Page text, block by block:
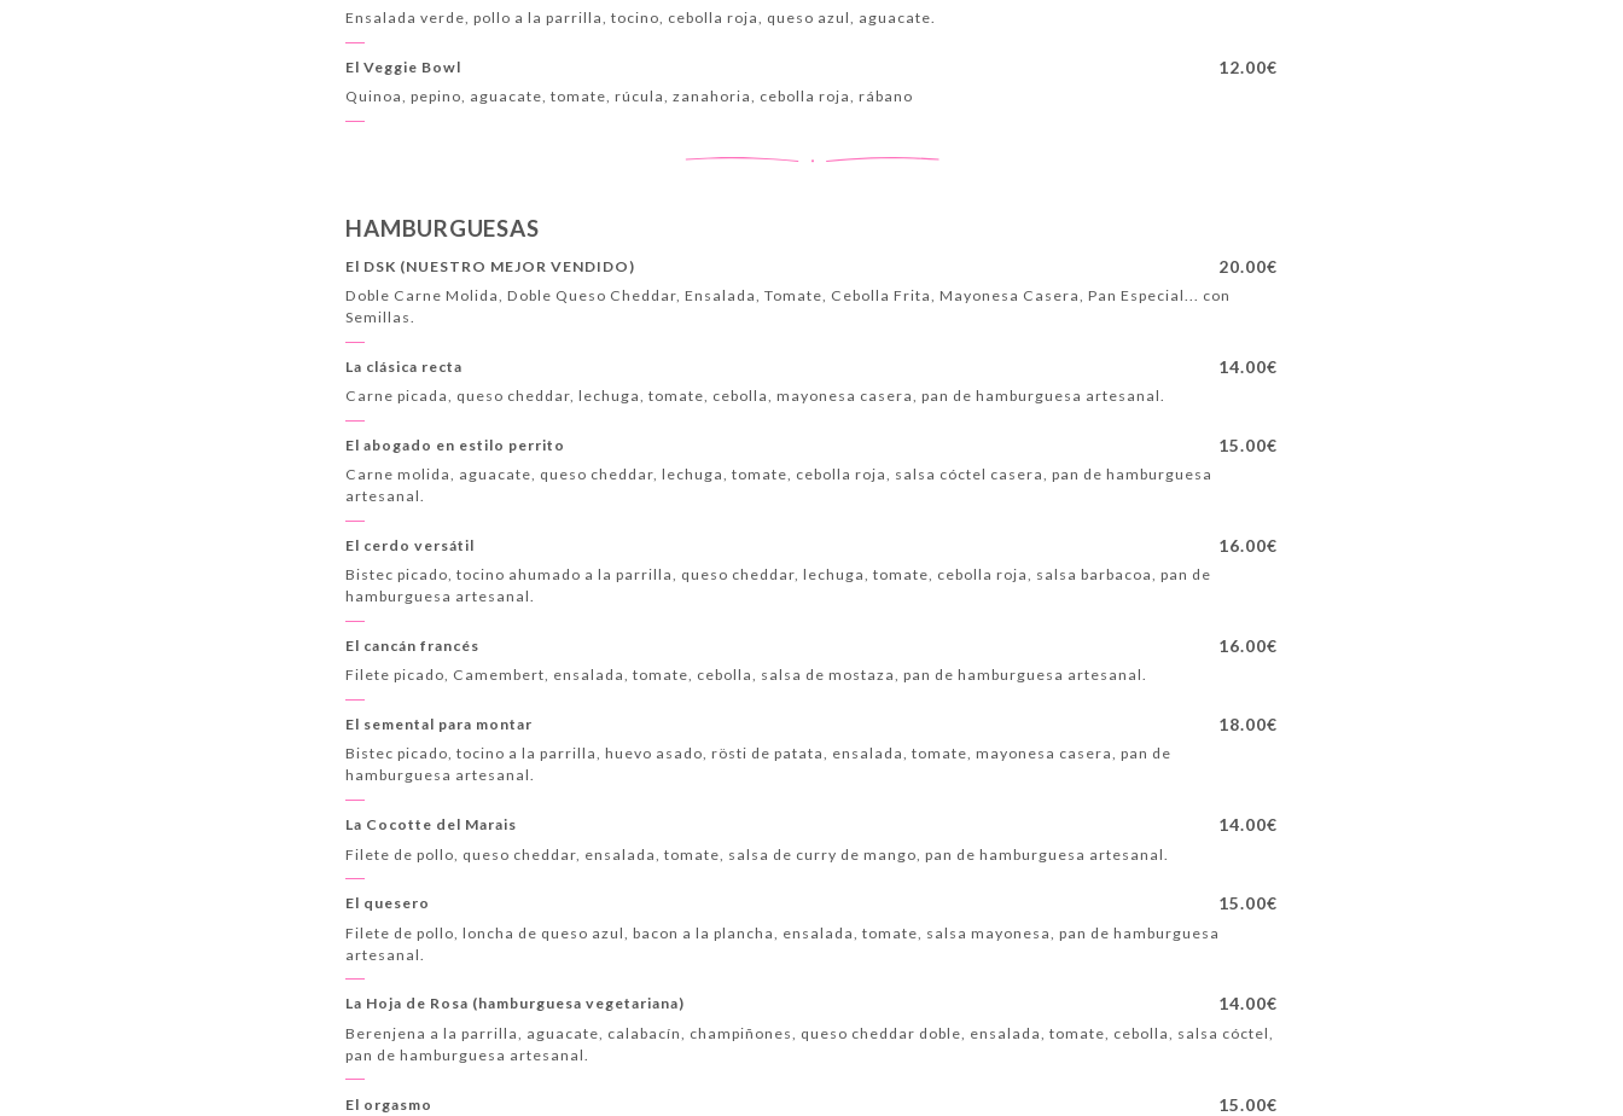
Ensalada verde, pollo a la parrilla, tocino, cebolla roja, queso azul, aguacate.
El Veggie Bowl 12.00€
Quinoa, pepino, aguacate, tomate, rúcula, zanahoria, cebolla roja, rábano
HAMBURGUESAS
El DSK (NUESTRO MEJOR VENDIDO) 20.00€
Doble Carne Molida, Doble Queso Cheddar, Ensalada, Tomate, Cebolla Frita, Mayonesa Casera, Pan Especial... con
Semillas.
La clásica recta 14.00€
Carne picada, queso cheddar, lechuga, tomate, cebolla, mayonesa casera, pan de hamburguesa artesanal.
El abogado en estilo perrito 15.00€
Carne molida, aguacate, queso cheddar, lechuga, tomate, cebolla roja, salsa cóctel casera, pan de hamburguesa
artesanal.
El cerdo versátil 16.00€
Bistec picado, tocino ahumado a la parrilla, queso cheddar, lechuga, tomate, cebolla roja, salsa barbacoa, pan de
hamburguesa artesanal.
El cancán francés 16.00€
Filete picado, Camembert, ensalada, tomate, cebolla, salsa de mostaza, pan de hamburguesa artesanal.
El semental para montar 18.00€
Bistec picado, tocino a la parrilla, huevo asado, rösti de patata, ensalada, tomate, mayonesa casera, pan de
hamburguesa artesanal.
La Cocotte del Marais 14.00€
Filete de pollo, queso cheddar, ensalada, tomate, salsa de curry de mango, pan de hamburguesa artesanal.
El quesero 15.00€
Filete de pollo, loncha de queso azul, bacon a la plancha, ensalada, tomate, salsa mayonesa, pan de hamburguesa
artesanal.
La Hoja de Rosa (hamburguesa vegetariana) 14.00€
Berenjena a la parrilla, aguacate, calabacín, champiñones, queso cheddar doble, ensalada, tomate, cebolla, salsa cóctel,
pan de hamburguesa artesanal.
El orgasmo 15.00€